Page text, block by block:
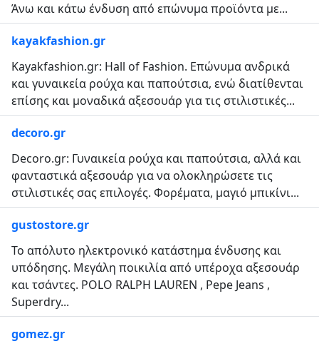
Άνω και κάτω ένδυση από επώνυμα προϊόντα με...
kayakfashion.gr
Kayakfashion.gr: Hall of Fashion. Επώνυμα ανδρικά
και γυναικεία ρούχα και παπούτσια, ενώ διατίθενται
επίσης και μοναδικά αξεσουάρ για τις στιλιστικές...
decoro.gr
Decoro.gr: Γυναικεία ρούχα και παπούτσια, αλλά και
φανταστικά αξεσουάρ για να ολοκληρώσετε τις
στιλιστικές σας επιλογές. Φορέματα, μαγιό μπικίνι...
gustostore.gr
Το απόλυτο ηλεκτρονικό κατάστημα ένδυσης και
υπόδησης. Μεγάλη ποικιλία από υπέροχα αξεσουάρ
και τσάντες. POLO RALPH LAUREN , Pepe Jeans ,
Superdry...
gomez.gr